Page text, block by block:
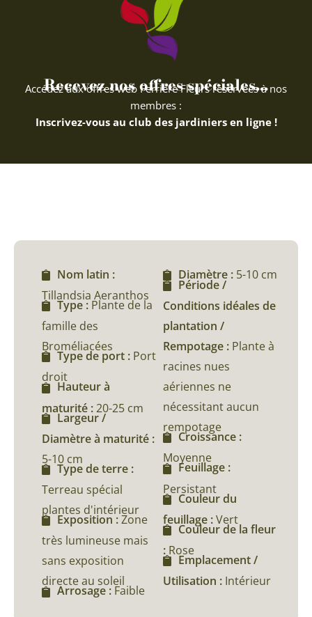
Recevez nos offres spéciales...
Accédez aux offres web Ferriere Fleurs réservées à nos
membres :
Inscrivez-vous au club des jardiniers en ligne !
Nom latin :
Tillandsia Aeranthos
Type : Plante de la
famille des
Broméliacées
Type de port : Port
droit
Hauteur à
maturité :20-25 cm
Largeur /
Diamètre à maturité :
5-10 cm
Type de terre :
Terreau spécial
plantes d'intérieur
Exposition :Zone
très lumineuse mais
sans exposition
directe au soleil
Arrosage : Faible
Diamètre : 5-10 cm
Période /
Conditions idéales de
plantation /
Rempotage : Plante à
racines nues
aériennes ne
nécessitant aucun
rempotage
Croissance :
Moyenne
Feuillage :
Persistant
Couleur du
feuillage :Vert
Couleur de la fleur
: Rose
Emplacement /
Utilisation : Intérieur